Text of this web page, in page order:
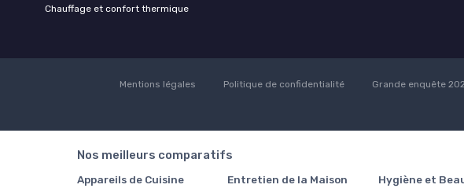
Chauffage et confort thermique
Mentions légales Politique de confidentialité Grande enquête
Nos meilleurs comparatifs
Appareils de Cuisine Entretien de la Maison Hygiène et